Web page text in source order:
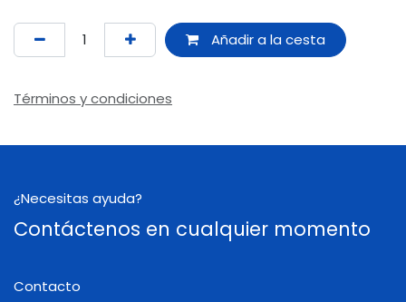
Añadir a la cesta
Términos y condiciones
¿Necesitas ayuda?
Contáctenos en cualquier momento
Contacto